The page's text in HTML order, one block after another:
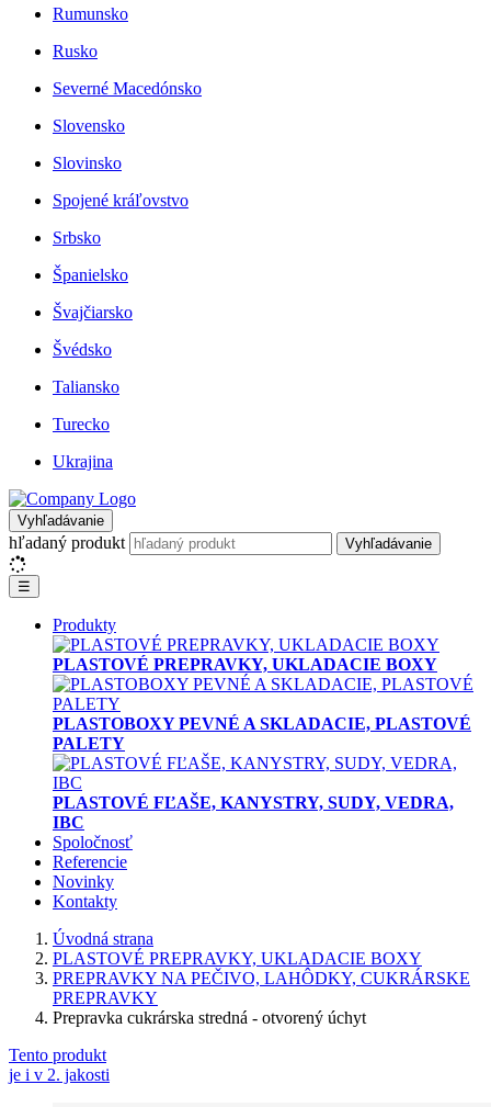
Rumunsko
Rusko
Severné Macedónsko
Slovensko
Slovinsko
Spojené kráľovstvo
Srbsko
Španielsko
Švajčiarsko
Švédsko
Taliansko
Turecko
Ukrajina
Vyhľadávanie
hľadaný produkt Vyhľadávanie
☰
Produkty
PLASTOVÉ PREPRAVKY, UKLADACIE BOXY
PLASTOBOXY PEVNÉ A SKLADACIE, PLASTOVÉ
PALETY
PLASTOVÉ FĽAŠE, KANYSTRY, SUDY, VEDRA,
IBC
Spoločnosť
Referencie
Novinky
Kontakty
Úvodná strana
PLASTOVÉ PREPRAVKY, UKLADACIE BOXY
PREPRAVKY NA PEČIVO, LAHÔDKY, CUKRÁRSKE
PREPRAVKY
Prepravka cukrárska stredná - otvorený úchyt
Tento produkt
je i v 2. jakosti